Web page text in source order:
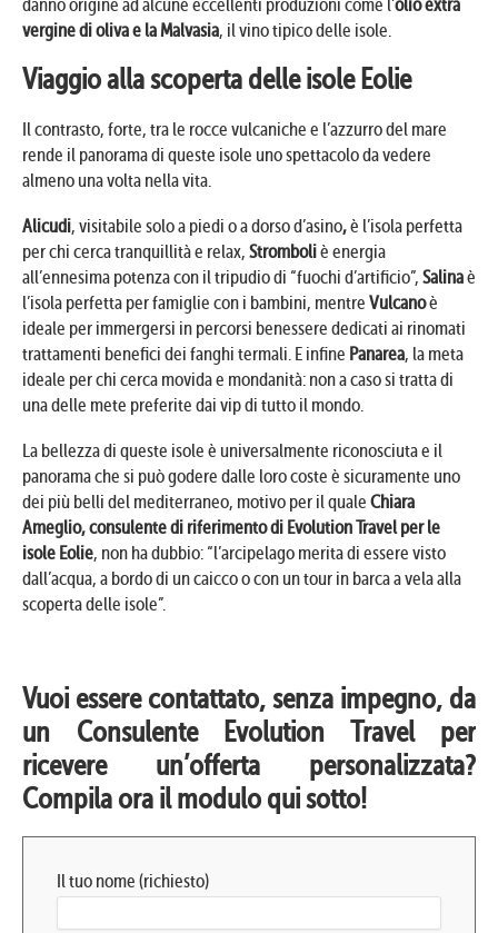
danno origine ad alcune eccellenti produzioni come l’olio extra
vergine di oliva e la Malvasia, il vino tipico delle isole.
Viaggio alla scoperta delle isole Eolie
Il contrasto, forte, tra le rocce vulcaniche e l’azzurro del mare
rende il panorama di queste isole uno spettacolo da vedere
almeno una volta nella vita.
Alicudi, visitabile solo a piedi o a dorso d’asino,è l’isola perfetta
per chi cerca tranquillità e relax, Stromboliè energia
all’ennesima potenza con il tripudio di “fuochi d’artificio”, Salinaè
l’isola perfetta per famiglie con i bambini, mentre Vulcanoè
ideale per immergersi in percorsi benessere dedicati ai rinomati
trattamenti benefici dei fanghi termali. E infine Panarea, la meta
ideale per chi cerca movida e mondanità: non a caso si tratta di
una delle mete preferite dai vip di tutto il mondo.
La bellezza di queste isole è universalmente riconosciuta e il
panorama che si può godere dalle loro coste è sicuramente uno
dei più belli del mediterraneo, motivo per il quale Chiara
Ameglio, consulente di riferimento di Evolution Travel per le
isole Eolie, non ha dubbio: “l’arcipelago merita di essere visto
dall’acqua, a bordo di un caicco o con un tour in barca a vela alla
scoperta delle isole”.
Vuoi essere contattato, senza impegno, da
un Consulente Evolution Travel per
ricevere un’offerta personalizzata?
Compila ora il modulo qui sotto!
Il tuo nome (richiesto)